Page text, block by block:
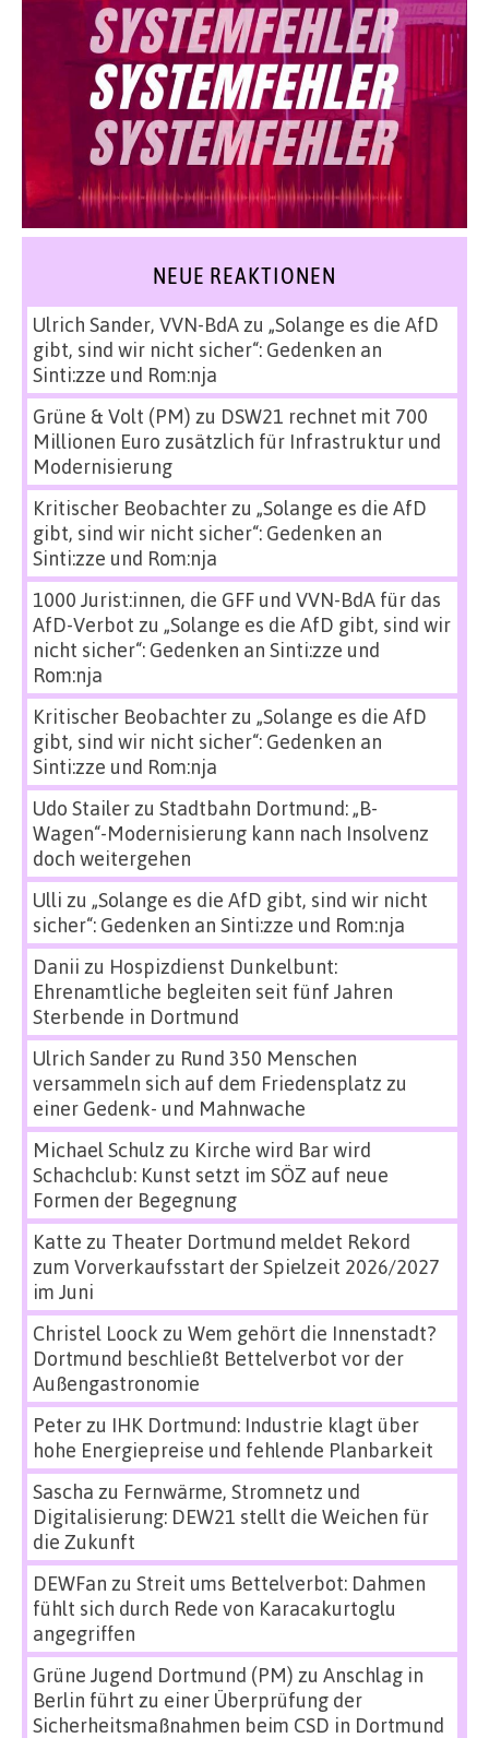
NEUE REAKTIONEN
Ulrich Sander, VVN-BdAzu „Solange es die AfD
gibt, sind wir nicht sicher“: Gedenken an
Sinti:zze und Rom:nja
Grüne & Volt (PM) zu DSW21 rechnet mit 700
Millionen Euro zusätzlich für Infrastruktur und
Modernisierung
Kritischer Beobachterzu „Solange es die AfD
gibt, sind wir nicht sicher“: Gedenken an
Sinti:zze und Rom:nja
1000 Jurist:innen, die GFF und VVN-BdA für das
AfD-Verbot zu „Solange es die AfD gibt, sind wir
nicht sicher“: Gedenken an Sinti:zze und
Rom:nja
Kritischer Beobachterzu „Solange es die AfD
gibt, sind wir nicht sicher“: Gedenken an
Sinti:zze und Rom:nja
Udo Stailerzu Stadtbahn Dortmund: „B-
Wagen“-Modernisierung kann nach Insolvenz
doch weitergehen
Ulli zu „Solange es die AfD gibt, sind wir nicht
sicher“: Gedenken an Sinti:zze und Rom:nja
Danii zu Hospizdienst Dunkelbunt:
Ehrenamtliche begleiten seit fünf Jahren
Sterbende in Dortmund
Ulrich Sanderzu Rund 350 Menschen
versammeln sich auf dem Friedensplatz zu
einer Gedenk- und Mahnwache
Michael Schulz zu Kirche wird Bar wird
Schachclub: Kunst setzt im SÖZ auf neue
Formen der Begegnung
Katte zu Theater Dortmund meldet Rekord
zum Vorverkaufsstart der Spielzeit 2026/2027
im Juni
Christel Loock zu Wem gehört die Innenstadt?
Dortmund beschließt Bettelverbot vor der
Außengastronomie
Peterzu IHK Dortmund: Industrie klagt über
hohe Energiepreise und fehlende Planbarkeit
Sascha zu Fernwärme, Stromnetz und
Digitalisierung: DEW21 stellt die Weichen für
die Zukunft
DEWFan zu Streit ums Bettelverbot: Dahmen
fühlt sich durch Rede von Karacakurtoglu
angegriffen
Grüne Jugend Dortmund (PM) zu Anschlag in
Berlin führt zu einer Überprüfung der
Sicherheitsmaßnahmen beim CSD in Dortmund